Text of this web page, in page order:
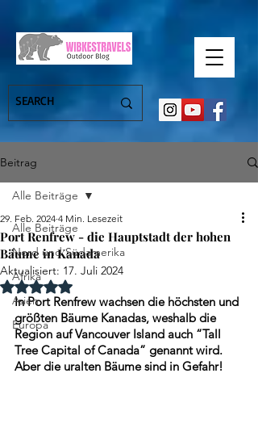
Beitrag
Alle Beiträge
Nord und Südamerika
Afrika
Asien
Europa
Alle Beiträge
Port Renfrew - die Hauptstadt der hohen
Bäume in Kanada
29. Feb. 2024 4 Min. Lesezeit
Aktualisiert: 17. Juli 2024
Mit NaN von 5 Sternen bewertet.
In Port Renfrew wachsen die höchsten und
größten Bäume Kanadas, weshalb die
Region auf Vancouver Island auch “Tall
Tree Capital of Canada” genannt wird.
Aber die uralten Bäume sind in Gefahr!